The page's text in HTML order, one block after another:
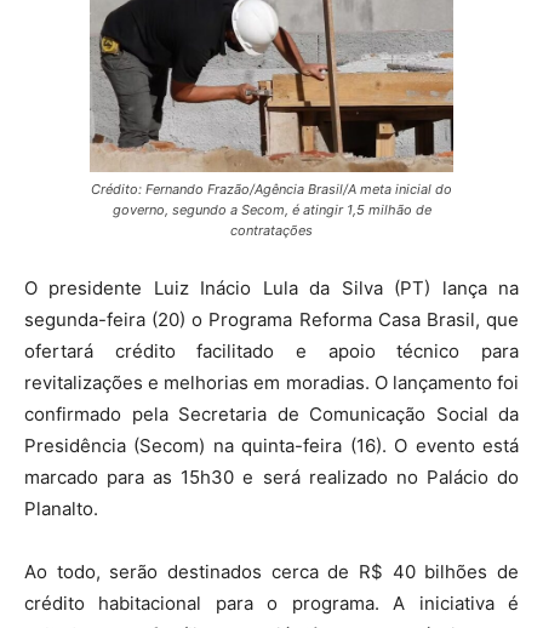
Crédito: Fernando Frazão/Agência Brasil/A meta inicial do
governo, segundo a Secom, é atingir 1,5 milhão de
contratações
O presidente Luiz Inácio Lula da Silva (PT) lança na
segunda-feira (20) o Programa Reforma Casa Brasil, que
ofertará crédito facilitado e apoio técnico para
revitalizações e melhorias em moradias. O lançamento foi
confirmado pela Secretaria de Comunicação Social da
Presidência (Secom) na quinta-feira (16). O evento está
marcado para as 15h30 e será realizado no Palácio do
Planalto.
Ao todo, serão destinados cerca de R$ 40 bilhões de
crédito habitacional para o programa. A iniciativa é